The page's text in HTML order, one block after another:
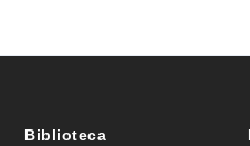
Biblioteca